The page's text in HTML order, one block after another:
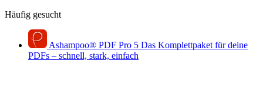
Häufig gesucht
Ashampoo® PDF Pro 5 Das Komplettpaket für deine
PDFs – schnell, stark, einfach